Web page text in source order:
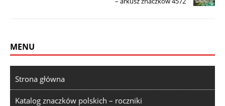
MENU
Strona główna
Katalog znaczków polskich – roczniki